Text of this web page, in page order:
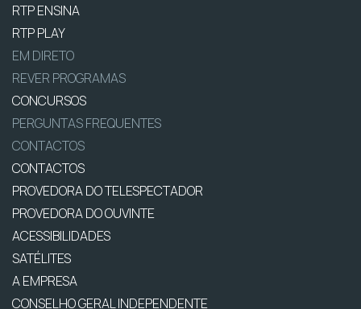
RTP ENSINA
RTP PLAY
EM DIRETO
REVER PROGRAMAS
CONCURSOS
PERGUNTAS FREQUENTES
CONTACTOS
CONTACTOS
PROVEDORA DO TELESPECTADOR
PROVEDORA DO OUVINTE
ACESSIBILIDADES
SATÉLITES
A EMPRESA
CONSELHO GERAL INDEPENDENTE